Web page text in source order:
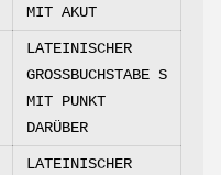
MIT AKUT
LATEINISCHER
GROSSBUCHSTABE S
MIT PUNKT
DARÜBER
LATEINISCHER